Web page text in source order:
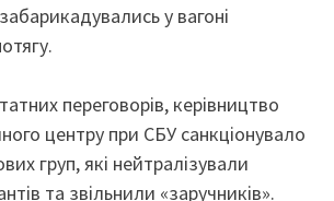
у вагоні
переговорів, керівництво
центру при СБУ санкціонувало
груп, які нейтралізували
та звільнили «заручників».